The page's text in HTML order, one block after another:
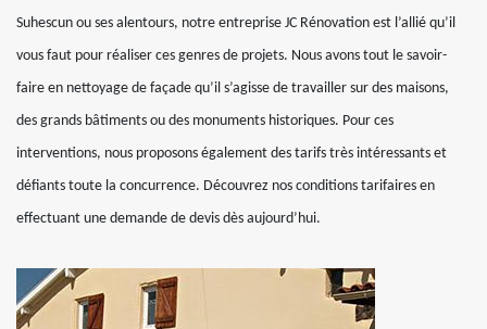
Suhescun ou ses alentours, notre entreprise JC Rénovation est l’allié qu’il
vous faut pour réaliser ces genres de projets. Nous avons tout le savoir-
faire en nettoyage de façade qu’il s’agisse de travailler sur des maisons,
des grands bâtiments ou des monuments historiques. Pour ces
interventions, nous proposons également des tarifs très intéressants et
défiants toute la concurrence. Découvrez nos conditions tarifaires en
effectuant une demande de devis dès aujourd’hui.